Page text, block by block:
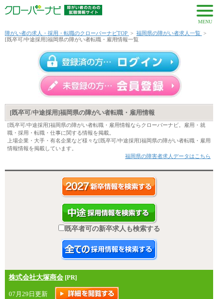
MENU
障がい者の求人・採用・転職のクローバーナビTOP > 福岡県の障がい者求人一覧 >
[既卒可/中途採用]福岡県の障がい者転職・雇用情報一覧
[既卒可/中途採用]福岡県の障がい者転職・雇用情報
[既卒可/中途採用]福岡県の障がい者転職・雇用情報ならクローバーナビ。雇用・就
職・採用・転職・仕事に関する情報を掲載。
上場企業・大手・有名企業など様々な[既卒可/中途採用]福岡県の障がい者転職・雇用
情報情報を掲載しています。
福岡県の障害者求人データはこちら
既卒者可の新卒求人も検索する
株式会社大塚商会 [PR]
07月29日更新